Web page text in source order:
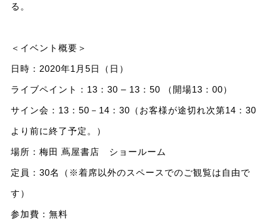
る。
＜イベント概要＞
日時：2020年1月5日（日）
ライブペイント：13：30 – 13：50 （開場13：00）
サイン会：13：50－14：30（お客様が途切れ次第14：30
より前に終了予定。）
場所：梅田 蔦屋書店 ショールーム
定員：30名（※着席以外のスペースでのご観覧は自由で
す）
参加費：無料